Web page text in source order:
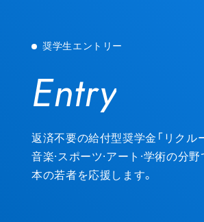
奨学生エントリー
Entry
Entry
返済不要の給付型奨学金「リクル
音楽·スポーツ·アート·学術の分
本の若者を応援します。